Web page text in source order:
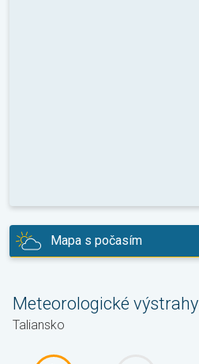
Mapa s počasím
Meteorologické výstrahy
Taliansko